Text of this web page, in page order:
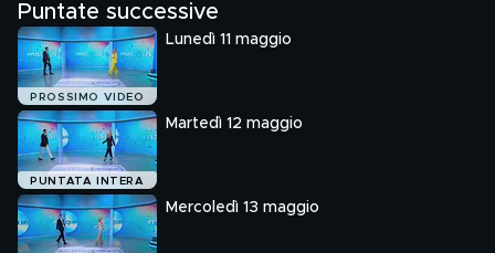
Puntate successive
PROSSIMO VIDEO
Lunedì 11 maggio
PUNTATA INTERA
Martedì 12 maggio
Mercoledì 13 maggio